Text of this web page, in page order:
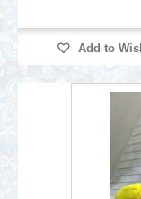
Add to